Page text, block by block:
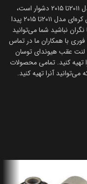
همیشه خرید لنت عقب هیوندای توسان کره‌ای مدل ۲۰۱۱تا ۲۰۱۵ دشوار است،
باتوجه به وارداتی بودن لنت عقب هیوندای توسان کره‌ای مدل ۲۰۱۱تا ۲۰۱۵ پیدا
نباشید شما می‌توانید
با همکاران ما در تماس
لنت عقب هیوندای توسان
آنرا تهیه کنید.